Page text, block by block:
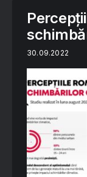
30.09.2022